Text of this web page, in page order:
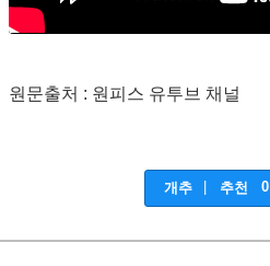
원문출처 : 원피스 유투브 채널
개추 추천 0